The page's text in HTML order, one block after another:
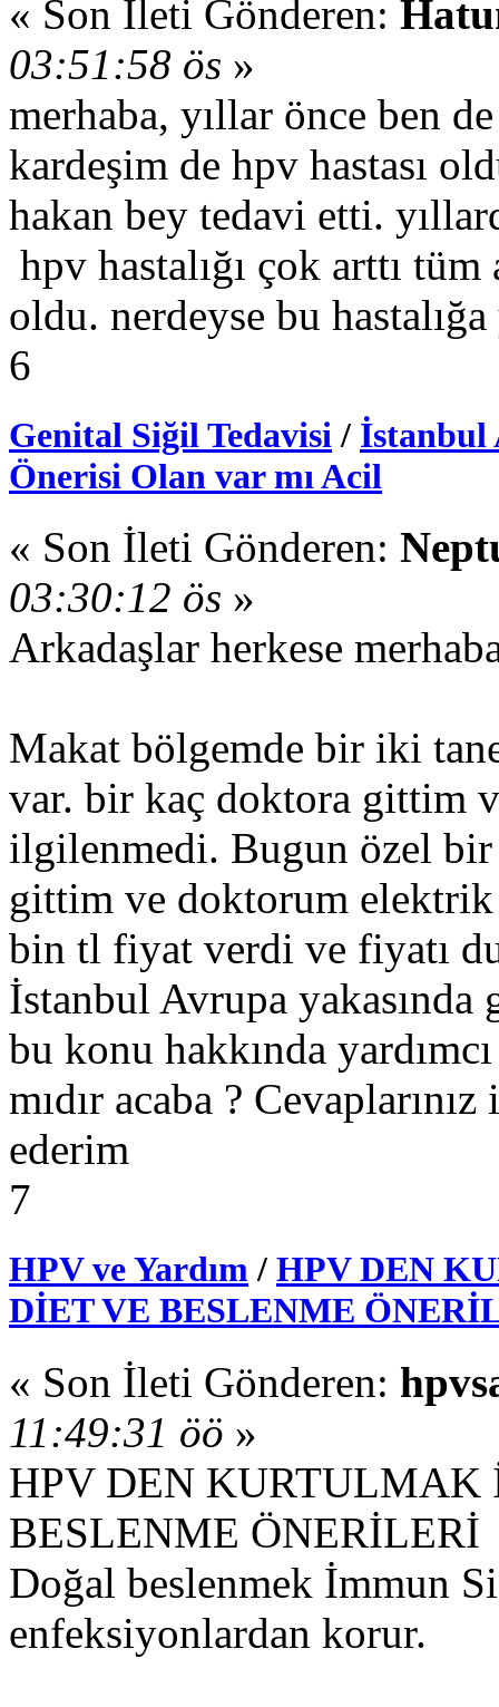
« Son İleti Gönderen:
03:51:58 ös »
merhaba, yıllar önce ben
kardeşim de hpv hastası
hakan bey tedavi etti.
hpv hastalığı çok arttı
oldu. nerdeyse bu
6
Genital Siğil Tedavisi / İstanbul
Önerisi Olan var mı Acil
« Son İleti Gönderen:
03:30:12 ös »
Arkadaşlar herkese
Makat bölgemde bir iki
var. bir kaç doktora gittim
ilgilenmedi. Bugun özel bir
gittim ve doktorum elektrik
bin tl fiyat verdi ve fiyatı
İstanbul Avrupa
bu konu hakkında
mıdır acaba ?
ederim
7
HPV ve Yardım/ HPV DEN
DİET VE BESLENME
« Son İleti Gönderen:
11:49:31 öö »
HPV DEN
BESLENME ÖNERİLERİ
Doğal beslenmek İmmun
enfeksiyonlardan korur.